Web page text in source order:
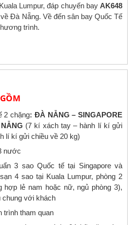
Lumpur, đáp chuyến bay AK648
Đà Nẵng. Về đến sân bay Quốc Tế
trình.
2 chặng: ĐÀ NẴNG – SINGAPORE
(7 kí xách tay – hành lí kí gửi
lí kí gửi chiều về 20 kg)
nước
3 sao Quốc tế tại Singapore và
4 sao tại Kuala Lumpur, phòng 2
hợp lẻ nam hoặc nữ, ngủ phòng 3),
chung với khách
trình tham quan